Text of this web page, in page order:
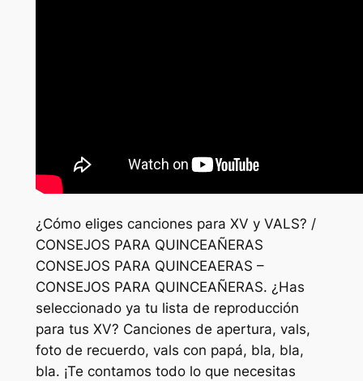
¿Cómo eliges canciones para XV y VALS? /
CONSEJOS PARA QUINCEAÑERAS
CONSEJOS PARA QUINCEAERAS –
CONSEJOS PARA QUINCEAÑERAS. ¿Has
seleccionado ya tu lista de reproducción
para tus XV? Canciones de apertura, vals,
foto de recuerdo, vals con papá, bla, bla,
bla. ¡Te contamos todo lo que necesitas